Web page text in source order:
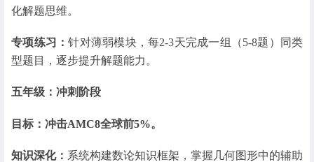
化解题思维。
专项练习：针对薄弱模块，每2-3天完成一组（5-8题）同类
型题目，逐步提升解题能力。
五年级：冲刺阶段
目标： 冲击AMC8全球前5%。
知识深化： 系统构建数论知识框架，掌握几何图形中的辅助